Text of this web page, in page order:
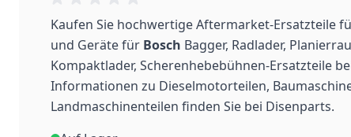
Kaufen Sie hochwertige Aftermarket-Ersatzteile
und Geräte für Bosch Bagger, Radlader,
Kompaktlader, Scherenhebebühnen-Ersatzteile
Informationen zu Dieselmotorteilen,
Landmaschinenteilen finden Sie bei Disenparts.